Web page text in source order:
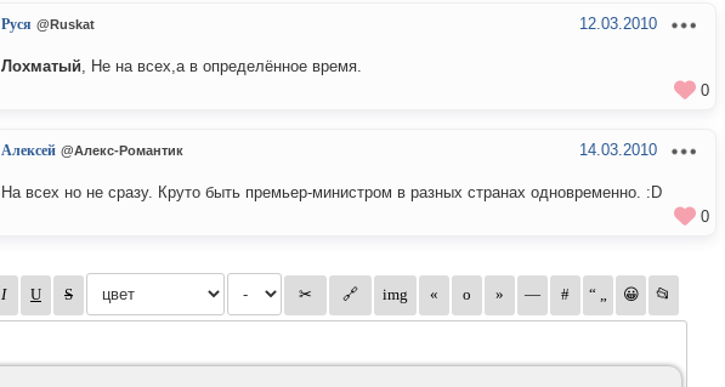
Руся @Ruskat 12.03.2010
Лохматый, Не на всех,а в определённое время.
0
Алексей @Алекс-Романтик 14.03.2010
На всех но не сразу. Круто быть премьер-министром в разных странах одновременно. :D
0